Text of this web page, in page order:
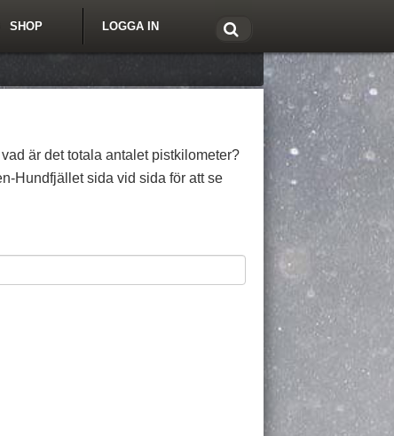
LOGGA IN
SHOP
är det totala antalet pistkilometer?
Hundfjället sida vid sida för att se